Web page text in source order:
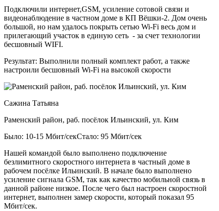
Подключили интернет,GSM, усиление сотовой связи и
видеонаблюдение в частном доме в КП Вёшки-2. Дом очень
большой, но нам удалось покрыть сетью Wi-Fi весь дом и
прилегающий участок в единую сеть - за счет технологии
бесшовный WIFI.
Результат: Выполнили полный комплект работ, а также
настроили бесшовный Wi-Fi на высокой скорости
Сажина Татьяна
Раменский район, раб. посёлок Ильинский, ул. Ким
Было: 10-15 Мбит/секСтало: 95 Мбит/сек
Нашей командой было выполнено подключение
безлимитного скоростного интернета в частный доме в
рабочем посёлке Ильинский. В начале было выполнено
усиление сигнала GSM, так как качество мобильной связь в
данной районе низкое. После чего был настроен скоростной
интернет, выполнен замер скорости, который показал 95
Мбит/сек.